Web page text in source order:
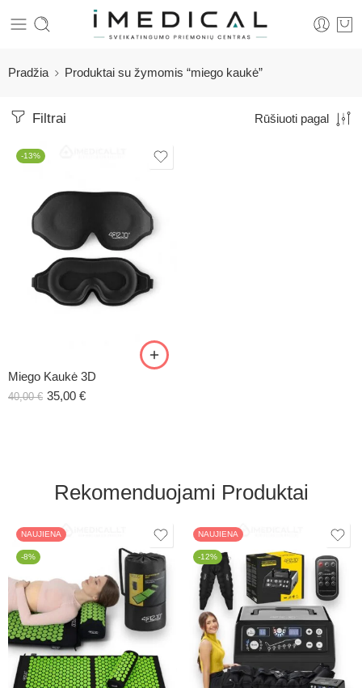
Pradžia Produktai su žymomis “miego kaukė”
Filtrai Rūšiuoti pagal
-13%
Miego Kaukė 3D
40,00€ 35,00 €
Rekomenduojami Produktai
NAUJIENA
-8%
NAUJIENA
-12%